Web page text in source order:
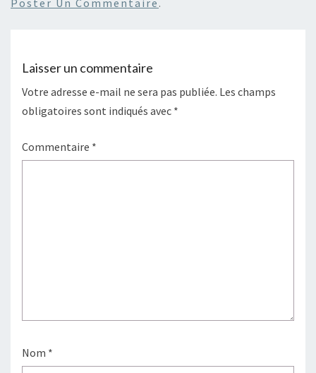
Laisser un commentaire
Votre adresse e-mail ne sera pas publiée. Les champs
obligatoires sont indiqués avec *
Commentaire *
Nom *